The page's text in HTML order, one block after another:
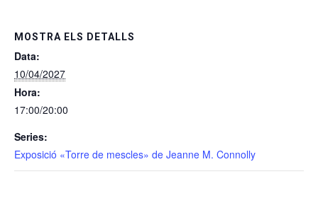
MOSTRA ELS DETALLS
Data:
10/04/2027
Hora:
17:00/20:00
Series:
Exposició «Torre de mescles» de Jeanne M. Connolly